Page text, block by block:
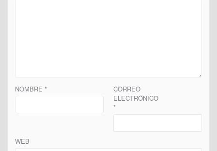
NOMBRE *
CORREO
ELECTRÓNICO
*
WEB